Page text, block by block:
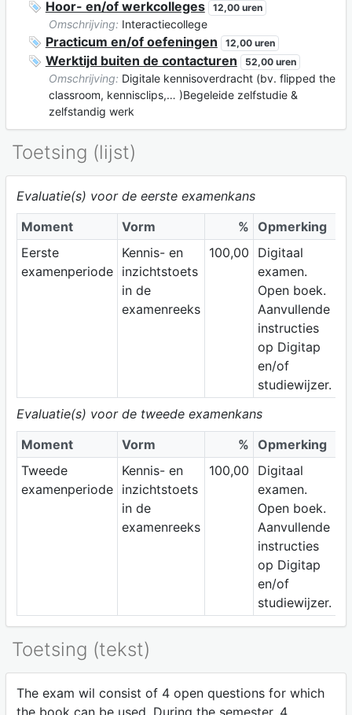
Hoor- en/of werkcolleges
12,00 uren
Omschrijving: Interactiecollege
Practicum en/of oefeningen 12,00 uren
Werktijd buiten de contacturen 52,00 uren
Omschrijving: Digitale kennisoverdracht (bv. flipped the
classroom, kennisclips,… )Begeleide zelfstudie &
zelfstandig werk
Toetsing (lijst)
Evaluatie(s) voor de eerste examenkans
Moment
Vorm % Opmerking
Eerste
examenperiode
Kennis- en
inzichtstoets
in de
examenreeks
100,00
Digitaal
examen.
Open boek.
Aanvullende
instructies
op Digitap
en/of
studiewijzer.
Evaluatie(s) voor de tweede examenkans
Moment
Vorm % Opmerking
Tweede
examenperiode
Kennis- en
inzichtstoets
in de
examenreeks
100,00
Digitaal
examen.
Open boek.
Aanvullende
instructies
op Digitap
en/of
studiewijzer.
Toetsing (tekst)
The exam wil consist of 4 open questions for which
the book can be used. During the semester, 4